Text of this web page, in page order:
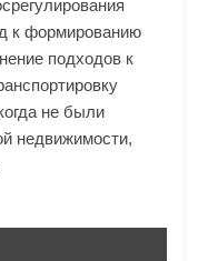
к формированию
подходов к
не были
недвижимости,